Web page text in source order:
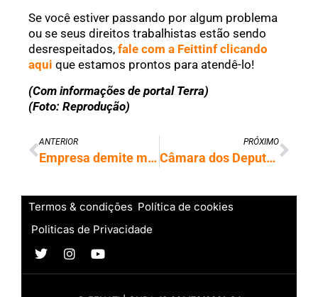
Se você estiver passando por algum problema
ou se seus direitos trabalhistas estão sendo
desrespeitados, fale com a Feittinf clicando
aqui que estamos prontos para atendê-lo!
(Com informações de portal Terra)
(Foto: Reprodução)
ANTERIOR
Empresa demite mais de 500 trabalhadores e Sindpd entra com ação contra demissão em massa
PRÓXIMO
Câmara dos Deputados aprova projeto que mantém desoneração em 2024; saiba
Termos & condições Política de cookies
Politicas de Privacidade